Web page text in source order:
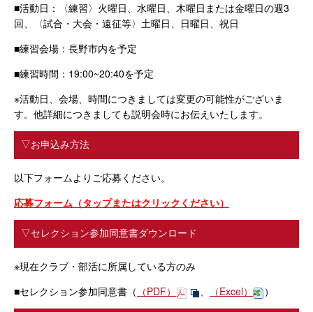
■活動日：〈練習〉火曜日、水曜日、木曜日または金曜日の週3
回、〈試合・大会・遠征等〉土曜日、日曜日、祝日
■練習会場：長野市内を予定
■練習時間：19:00~20:40を予定
※活動日、会場、時間につきましては変更の可能性がございま
す。他詳細につきましても説明会時にお伝えいたします。
▽お申込み方法
以下フォームよりご応募ください。
応募フォーム（タップまたはクリックください）
▽セレクション参加同意書ダウンロード
※現在クラブ・部活に所属している方のみ
■セレクション参加同意書（ （PDF） 、 （Excel） ）